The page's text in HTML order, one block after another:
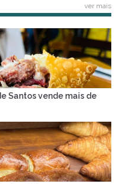
ver mais
Santos vende mais de